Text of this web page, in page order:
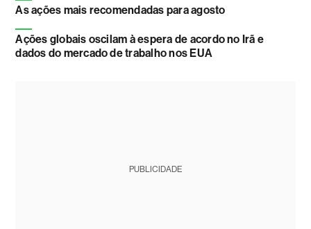
As ações mais recomendadas para agosto
Ações globais oscilam à espera de acordo no Irã e
dados do mercado de trabalho nos EUA
PUBLICIDADE